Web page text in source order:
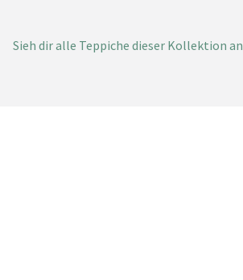
Sieh dir alle Teppiche dieser Kollektion an